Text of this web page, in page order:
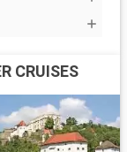
CRUISES